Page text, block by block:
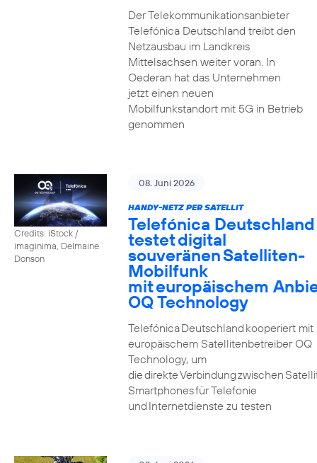
Der Telekommunikationsanbieter
Telefónica Deutschland treibt den
Netzausbau im Landkreis
Mittelsachsen weiter voran. In
Oederan hat das Unternehmen
jetzt einen neuen
Mobilfunkstandort mit 5G in Betrieb
genommen
Credits: iStock /
imaginima, Delmaine
Donson
08. Juni 2026
HANDY-NETZ PER SATELLIT
Telefónica Deutschland
testet digital
souveränen Satelliten-
Mobilfunk
mit europäischem
OQ Technology
Telefónica Deutschland kooperiert mit
europäischem Satellitenbetreiber OQ
Technology, um
die direkte Verbindung zwischen
Smartphones für Telefonie
und Internetdienste zu testen